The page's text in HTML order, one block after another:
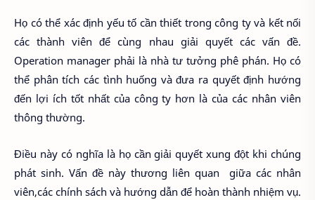
Họ có thể xác định yếu tố cần thiết trong công ty và kết nối
các thành viên để cùng nhau giải quyết các vấn đề.
Operation manager phải là nhà tư tưởng phê phán. Họ có
thể phân tích các tình huống và đưa ra quyết định hướng
đến lợi ích tốt nhất của công ty hơn là của các nhân viên
thông thường.
Điều này có nghĩa là họ cần giải quyết xung đột khi chúng
phát sinh. Vấn đề này thương liên quan giữa các nhân
viên,các chính sách và hướng dẫn để hoàn thành nhiệm vụ.